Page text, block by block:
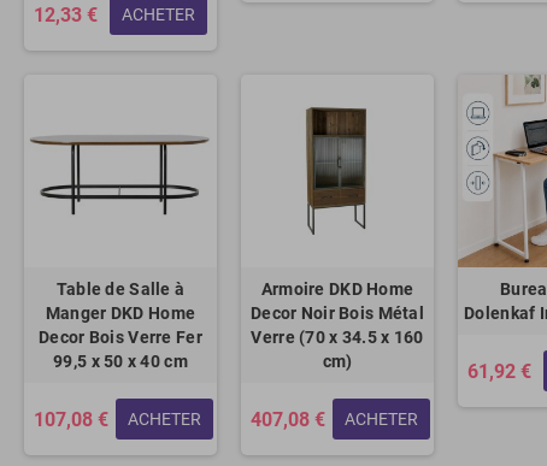
12,33 € ACHETER
Table de Salle à
Manger DKD Home
Decor Bois Verre Fer
99,5 x 50 x 40 cm
107,08 € ACHETER
Armoire DKD Home
Decor Noir Bois Métal
Verre (70 x 34.5 x 160
cm)
407,08 € ACHETER
Dolenkaf
61,92 €